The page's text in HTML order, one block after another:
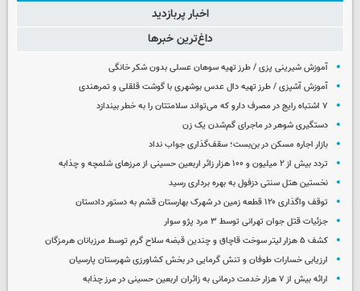
اخبار پربازدید
داغ‌ترین خبرها
آموزش شیرینی پزی / طرز تهیه سوهان عسلی بدون شکر خانگی
آموزش آشپزی / طرز تهیه دال عدس بوشهری با گوشت قلقلی و تمرهندی
۷ اشتباه رایج در مصرف دارو که می‌تواند سلامتتان را به خطر بیندازد
دستگیری شوهر در ماجرای گم‌شدن یک زن
بازار اجاره مسکن در بن‌بست؛ سقف‌گذاری جواب نداد
تردد بیش از ۲ میلیون و ۱۰۰ هزار زائر اربعین حسینی از مرزهای شلمچه و چذابه
نخستین هتل سنتی دزفول به بهره برداری رسید
توقف واگذاری ۱۲۰ قطعه زمین در شهرک بهارستان قشم به دستور دادستان
جزئیات قتل جوان تهرانی توسط ۳ مرد پژو سوار
کشف ۵ هزار لیتر سوخت قاچاق و چندین قبضه سلاح گرم توسط مرزبانان هرمزگان
ارزیابی خسارات طوفان و تنش گرمایی در بخش کشاورزی شهرستان پارسیان
ارائه بیش از ۷ هزار خدمت درمانی به زائران اربعین حسینی در مرز چذابه